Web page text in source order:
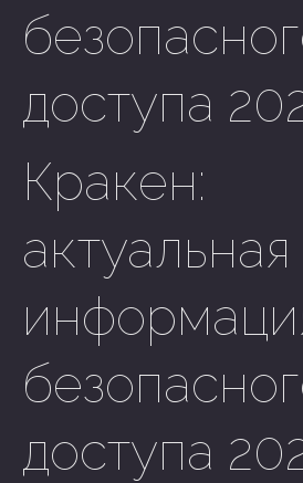
доступа
Кракен:
актуальная
доступа